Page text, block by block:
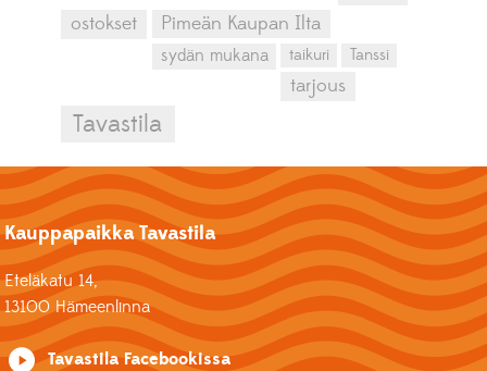
ostokset Pimeän Kaupan Ilta
sydän mukana taikuri Tanssi
tarjous
Tavastila
Kauppapaikka Tavastila
Eteläkatu 14,
13100 Hämeenlinna
Tavastila Facebookissa